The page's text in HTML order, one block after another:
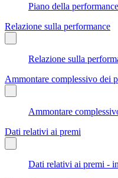
Piano della
Relazione sulla performance
Relazione sulla
Ammontare complessivo dei
Ammontare
Dati relativi ai premi
Dati relativi ai premi -